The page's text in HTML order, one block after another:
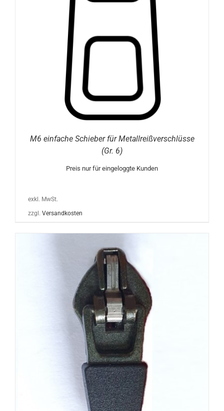
M6 einfache Schieber für Metallreißverschlüsse
(Gr. 6)
Preis nur für eingeloggte Kunden
exkl. MwSt.
zzgl. Versandkosten